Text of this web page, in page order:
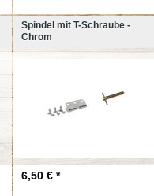
Spindel mit T-Schraube -
Chrom
6,50 € *